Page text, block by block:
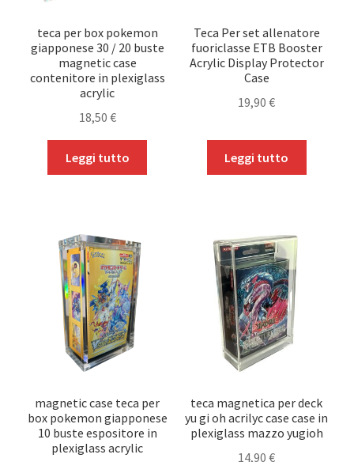
teca per box pokemon
giapponese 30 / 20 buste
magnetic case
contenitore in plexiglass
acrylic
18,50 €
Leggi tutto
Teca Per set allenatore
fuoriclasse ETB Booster
Acrylic Display Protector
Case
19,90€
Leggi tutto
magnetic case teca per
box pokemon giapponese
10 buste espositore in
plexiglass acrylic
teca magnetica per deck
yu gi oh acrilyc case case in
plexiglass mazzo yugioh
14,90€